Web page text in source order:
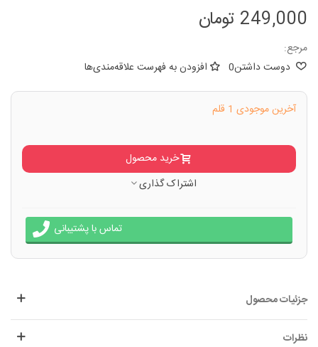
249,000 تومان
مرجع:
دوست داشتن0 افزودن به فهرست علاقه‌مندی‌ها
آخرین موجودی 1 قلم
خرید محصول
اشتراک گذاری
تماس با پشتیبانی
جزئیات محصول
نظرات